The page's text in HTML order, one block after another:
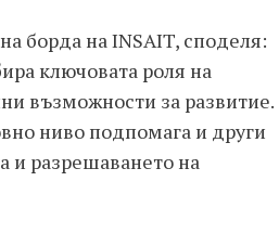
борда на INSAIT, споделя:
ключовата роля на
възможности за развитие.
ниво подпомага и други
и разрешаването на